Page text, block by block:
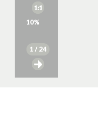
10%
1 / 24